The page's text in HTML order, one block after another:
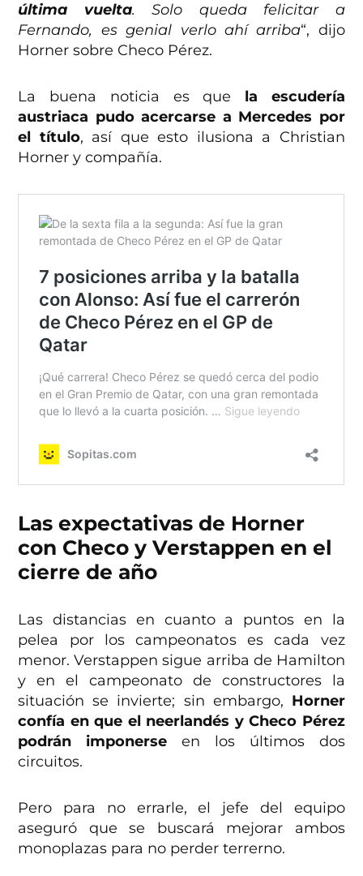
última vuelta. Solo queda felicitar a
Fernando, es genial verlo ahí arriba“, dijo
Horner sobre Checo Pérez.
La buena noticia es que la escudería
austriaca pudo acercarse a Mercedes por
el título, así que esto ilusiona a Christian
Horner y compañía.
Las expectativas de Horner
con Checo y Verstappen en el
cierre de año
Las distancias en cuanto a puntos en la
pelea por los campeonatos es cada vez
menor. Verstappen sigue arriba de Hamilton
y en el campeonato de constructores la
situación se invierte; sin embargo, Horner
confía en que el neerlandés y Checo Pérez
podrán imponerse en los últimos dos
circuitos.
Pero para no errarle, el jefe del equipo
aseguró que se buscará mejorar ambos
monoplazas para no perder terrerno.